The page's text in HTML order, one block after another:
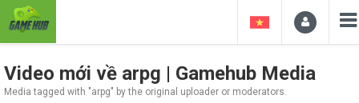
Video mới về arpg | Gamehub Media
Media tagged with "arpg" by the original uploader or moderators.